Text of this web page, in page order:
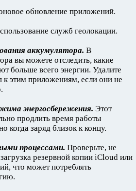
обновление приложений.
служб геолокации.
аккумулятора. В
вы можете отследить, какие
больше всего энергии. Удалите
к этим приложениям, если они не
энергосбережения. Этот
продлить время работы
когда заряд близок к концу.
процессами. Проверьте, не
резервной копии iCloud или
что может потреблять